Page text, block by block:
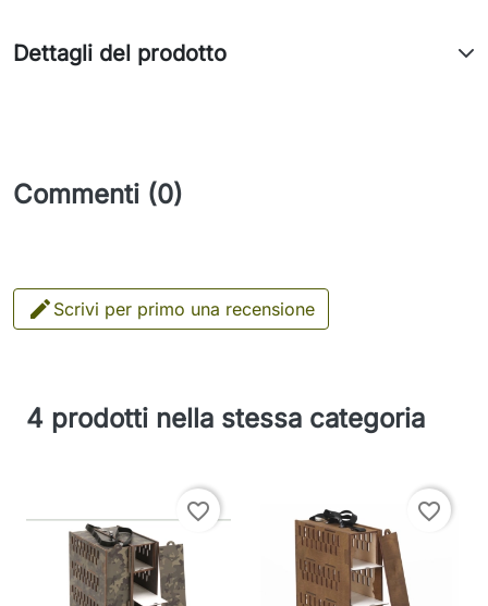
Dettagli del prodotto
Commenti (0)
 Scrivi per primo una recensione
4 prodotti nella stessa categoria
favorite_border favorite_border